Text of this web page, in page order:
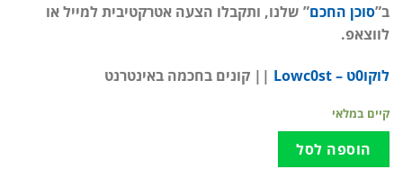
ב”סוכן החכם” שלנו, ותקבלו הצעה אטרקטיבית למייל או
לווצאפ.
לוקו0ט – Lowc0st || קונים בחכמה באינטרנט
קיים במלאי
הוספה לסל